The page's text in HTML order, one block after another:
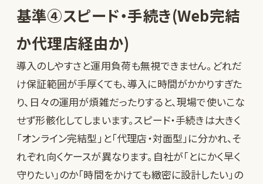
基準④スピード・手続き(Web完結
か代理店経由か)
導入のしやすさと運用負荷も無視できません。どれだ
け保証範囲が手厚くても、導入に時間がかかりすぎた
り、日々の運用が煩雑だったりすると、現場で使いこな
せず形骸化してしまいます。スピード・手続きは大きく
「オンライン完結型」と「代理店・対面型」に分かれ、そ
れぞれ向くケースが異なります。自社が「とにかく早く
守りたい」のか「時間をかけても緻密に設計したい」の